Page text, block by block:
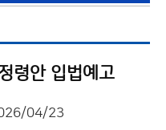
령안 입법예고
04/23